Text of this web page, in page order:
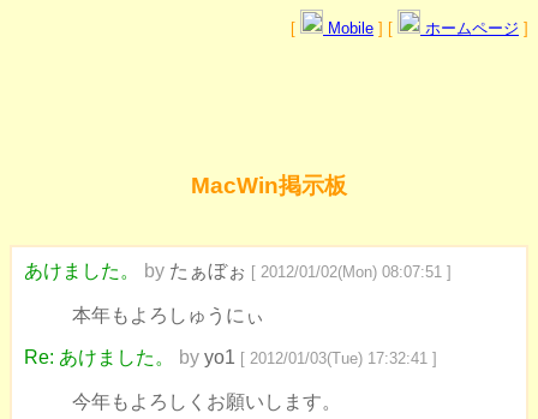
[ Mobile ] [ ホームページ ]
MacWin掲示板
あけました。 by たぁぼぉ [ 2012/01/02(Mon) 08:07:51 ]
本年もよろしゅうにぃ
Re: あけました。 by yo1 [ 2012/01/03(Tue) 17:32:41 ]
今年もよろしくお願いします。